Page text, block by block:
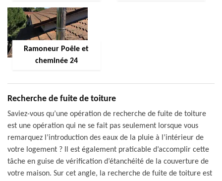
Ramoneur Poêle et
cheminée 24
Recherche de fuite de toiture
Saviez-vous qu’une opération de recherche de fuite de toiture
est une opération qui ne se fait pas seulement lorsque vous
remarquez l’introduction des eaux de la pluie à l’intérieur de
votre logement ? Il est également praticable d’accomplir cette
tâche en guise de vérification d’étanchéité de la couverture de
votre maison. Sur cet angle, la recherche de fuite de toiture est